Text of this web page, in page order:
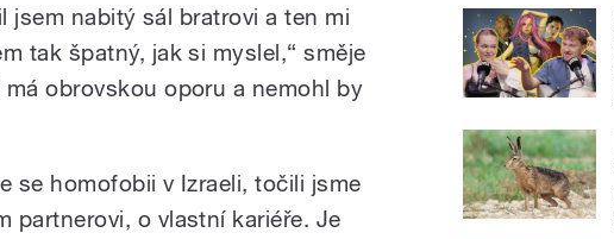
nabitý sál bratrovi a ten mi
tak špatný, jak si myslel,“ směje
obrovskou oporu a nemohl by
se homofobii v Izraeli, točili jsme
partnerovi, o vlastní kariéře. Je